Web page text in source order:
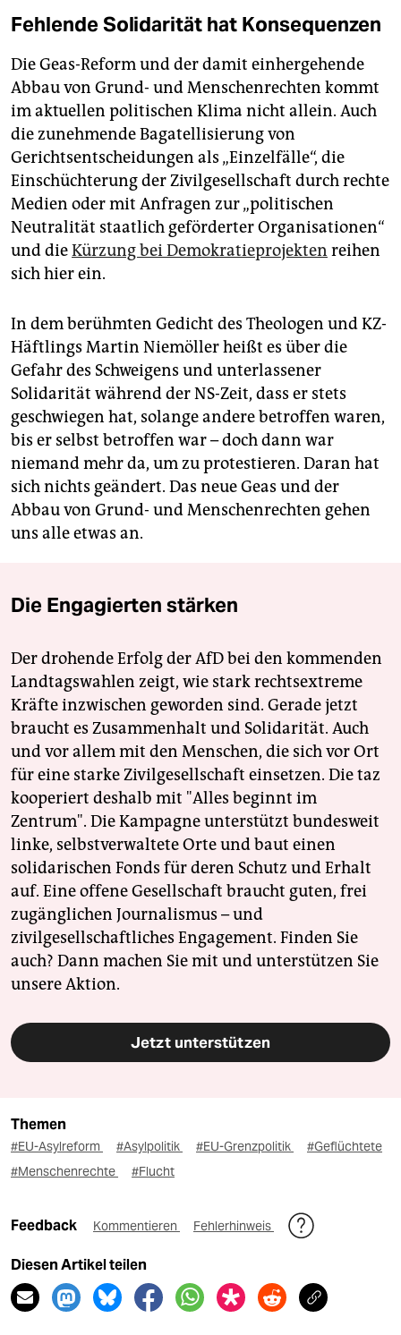
Fehlende Solidarität hat Konsequenzen
Die Geas-Reform und der damit einhergehende
Abbau von Grund- und Menschenrechten kommt
im aktuellen politischen Klima nicht allein. Auch
die zunehmende Bagatellisierung von
Gerichtsentscheidungen als „Einzelfälle“, die
Einschüchterung der Zivilgesellschaft durch rechte
Medien oder mit Anfragen zur „politischen
Neutralität staatlich geförderter Organisationen“
und dieKürzung bei Demokratieprojekten reihen
sich hier ein.
In dem berühmten Gedicht des Theologen und KZ-
Häftlings Martin Niemöller heißt es über die
Gefahr des Schweigens und unterlassener
Solidarität während der NS-Zeit, dass er stets
geschwiegen hat, solange andere betroffen waren,
bis er selbst betroffen war – doch dann war
niemand mehr da, um zu protestieren. Daran hat
sich nichts geändert. Das neue Geas und der
Abbau von Grund- und Menschenrechten gehen
uns alle etwas an.
Die Engagierten stärken
Der drohende Erfolg der AfD bei den kommenden
Landtagswahlen zeigt, wie stark rechtsextreme
Kräfte inzwischen geworden sind. Gerade jetzt
braucht es Zusammenhalt und Solidarität. Auch
und vor allem mit den Menschen, die sich vor Ort
für eine starke Zivilgesellschaft einsetzen. Die taz
kooperiert deshalb mit "Alles beginnt im
Zentrum". Die Kampagne unterstützt bundesweit
linke, selbstverwaltete Orte und baut einen
solidarischen Fonds für deren Schutz und Erhalt
auf. Eine offene Gesellschaft braucht guten, frei
zugänglichen Journalismus – und
zivilgesellschaftliches Engagement. Finden Sie
auch? Dann machen Sie mit und unterstützen Sie
unsere Aktion.
Jetzt unterstützen
Themen
#EU-Asylreform #Asylpolitik #EU-Grenzpolitik
#Geflüchtete
#Menschenrechte
#Flucht
Feedback Kommentieren Fehlerhinweis
Diesen Artikel teilen